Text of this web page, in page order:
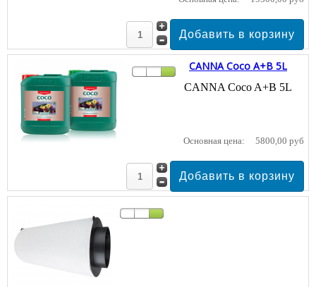
CANNA Coco A+B 5L
CANNA Coco A+B 5L
Основная цена: 5800,00 руб